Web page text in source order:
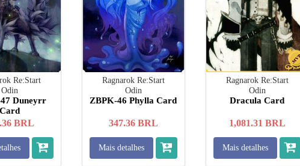
Re:Start
Odin
Duneyrr
Card
BRL
Ragnarok Re:Start
Odin
ZBPK-46 Phylla Card
347.36 BRL
Mais detalhes
Ragnarok Re:Start
Odin
Dracula Card
1,081.31 BRL
Mais detalhes